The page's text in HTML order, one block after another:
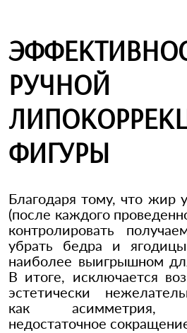
РУЧНОЙ
ФИГУРЫ
Благодаря тому, что жир
(после каждого
контролировать
убрать бедра и
наиболее выигрышном
В итоге, исключается
эстетически
как асимметрия,
недостаточное